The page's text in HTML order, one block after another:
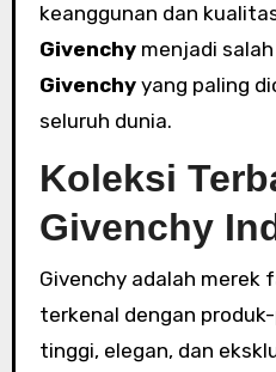
keanggunan dan
Givenchymenjadi
Givenchyyang paling
seluruh dunia.
Koleksi
Givenchy
Givenchy adalah merek
terkenal dengan
tinggi, elegan, dan